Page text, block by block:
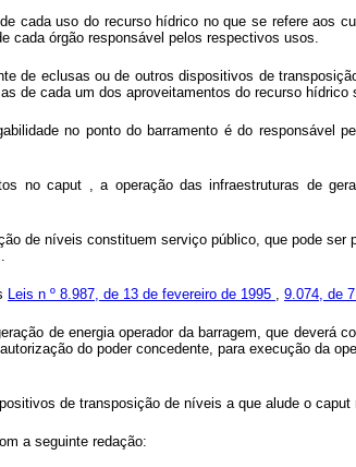
cada uso do recurso hídrico no que se refere aos
cada órgão responsável pelos respectivos usos.
de eclusas ou de outros dispositivos de
de cada um dos aproveitamentos do recurso hídrico
no ponto do barramento é do responsável
nocaput , a operação das infraestruturas de
de níveis constituem serviço público, que pode
Leis n º 8.987, de 13 de fevereiro de 1995 , 9.074, de
de energia operador da barragem, que
do poder concedente, para execução da
de transposição de níveis a que alude o caput
a seguinte redação: